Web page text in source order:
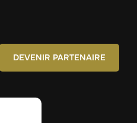
DEVENIR PARTENAIRE